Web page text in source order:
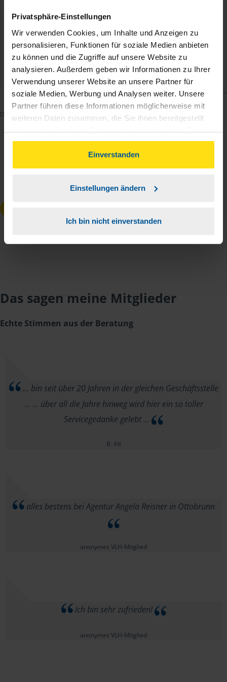
Privatsphäre-Einstellungen
Wir verwenden Cookies, um Inhalte und Anzeigen zu
personalisieren, Funktionen für soziale Medien anbieten
zu können und die Zugriffe auf unsere Website zu
analysieren. Außerdem geben wir Informationen zu Ihrer
Verwendung unserer Website an unsere Partner für
soziale Medien, Werbung und Analysen weiter. Unsere
Partner führen diese Informationen möglicherweise mit
weiteren Daten zusammen, die Sie ihnen bereitgestellt
haben oder die sie im Rahmen Ihrer Nutzung der Dienste
gesammelt haben. Indem Sie auf Einverstanden klicken,
können Sie der Verwendung von Cookies, gemäß
unserer➔ Datenschutzrichtliniezustimmen.
Einverstanden
Einstellungen ändern
Ich bin nicht einverstanden
Mit dem Absenden des Kontaktformulars erkläre ich
Bearbeitung meines Anliegens sowie zur internen
Analyse der Zugriffsquelle verwendet werden.
DieDatenschutzbestimmungenhabe ich zur
Kenntnis genommen.*
Das sagen meine Mitglieder
Echte Stimmen aus der Beratung
... bin seit über 20 Jahren in der gleichen Geschäftsstelle
... ... über all die Jahre hinweg wird hier ein so toller
Servicegedanke gelebt ...
B. Alt
alles bestens bei Agentur Angela Reisner in Ottobrunn
anonymes VLH-Mitglied
Ich bin sehr zufrieden!
anonymes VLH-Mitglied